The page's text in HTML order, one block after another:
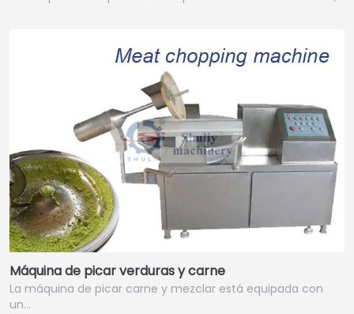
Máquina de picar verduras y carne
La máquina de picar carne y mezclar está equipada con
un…